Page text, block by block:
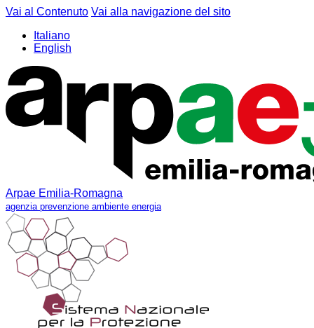
Vai al Contenuto Vai alla navigazione del sito
Italiano
English
Arpae Emilia-Romagna
agenzia prevenzione ambiente energia